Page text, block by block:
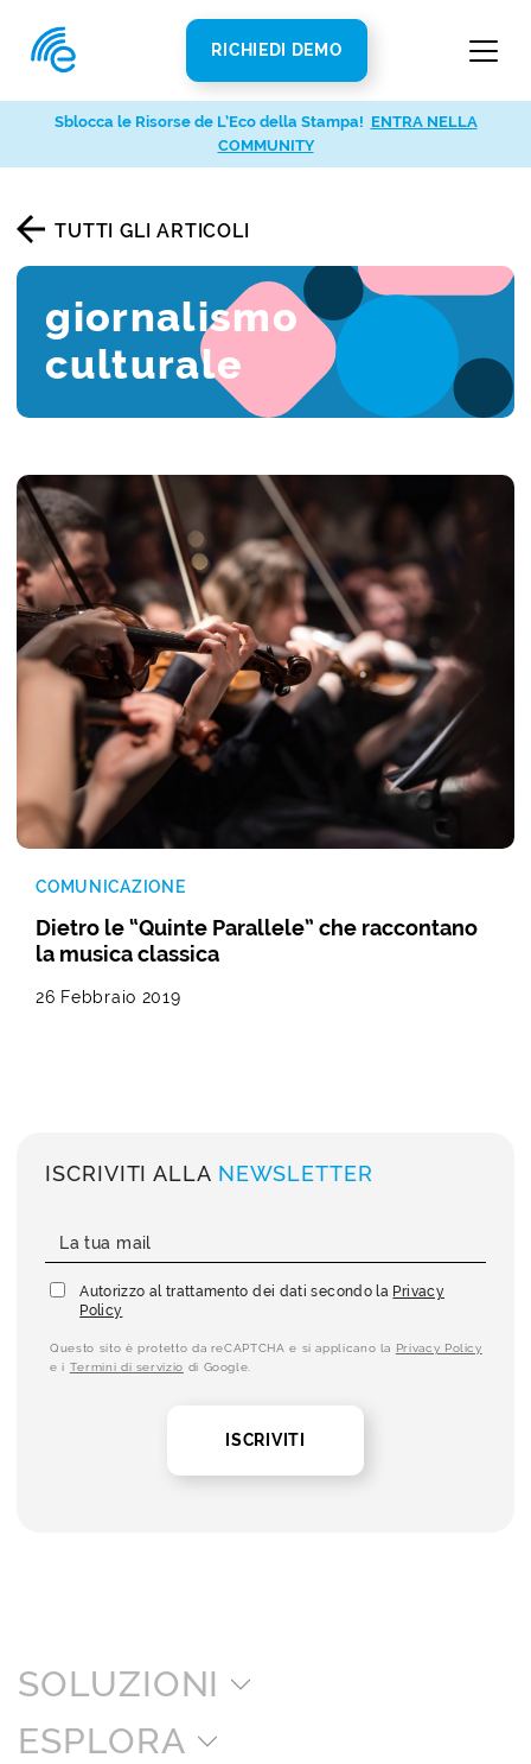
RICHIEDI DEMO
TUTTI GLI ARTICOLI
giornalismo
culturale
COMUNICAZIONE
Dietro le “Quinte Parallele” che raccontano
la musica classica
26 Febbraio 2019
ISCRIVITI ALLA NEWSLETTER
Autorizzo al trattamento dei dati secondo la Privacy
Policy
Questo sito è protetto da reCAPTCHA e si applicano la Privacy Policy
e i Termini di servizio di Google.
ISCRIVITI
SOLUZIONI
ESPLORA
Sblocca le Risorse de L’Eco della Stampa! ENTRA NELLA
COMMUNITY